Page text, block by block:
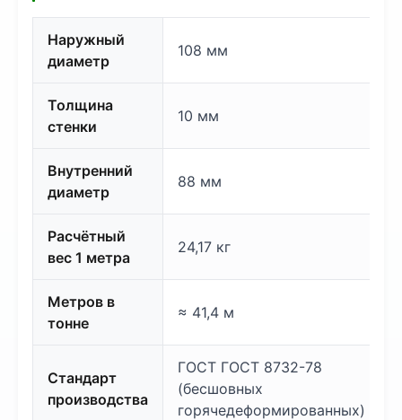
Наружный
диаметр
108 мм
Толщина
стенки
10 мм
Внутренний
диаметр
88 мм
Расчётный
вес 1 метра
24,17 кг
Метров в
тонне
≈ 41,4 м
Стандарт
производства
ГОСТ ГОСТ 8732-78
(бесшовных
горячедеформированных)